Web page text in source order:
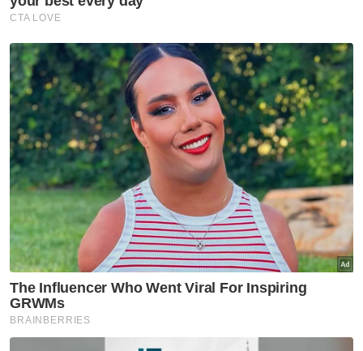
Semasa
Simpan bangkai hidupan marin
satu kesalahan
Semasa
Mangsa melecur terkena
letupan ketika bakar sampah
terima faedah LINDUNG 24
Jam
Semasa
Jenazah Lans Koperal
Mohamad Nur Hafiz selamat
dikebumikan di Kelantan